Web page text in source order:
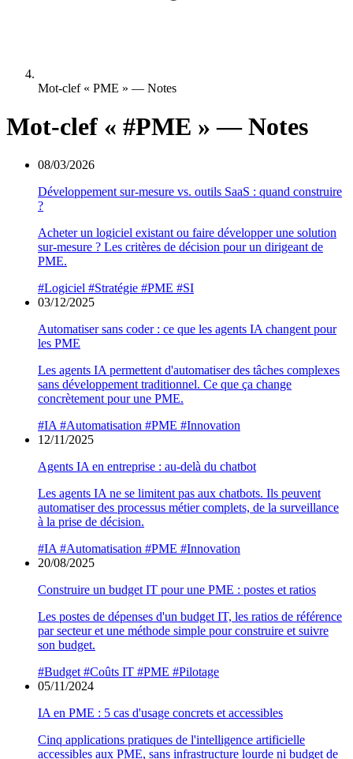
Mot-clef « PME » — Notes
Mot-clef « #PME » — Notes
08/03/2026
Développement sur-mesure vs. outils SaaS : quand construire
?
Acheter un logiciel existant ou faire développer une solution
sur-mesure ? Les critères de décision pour un dirigeant de
PME.
#Logiciel #Stratégie #PME #SI
03/12/2025
Automatiser sans coder : ce que les agents IA changent pour
les PME
Les agents IA permettent d'automatiser des tâches complexes
sans développement traditionnel. Ce que ça change
concrètement pour une PME.
#IA #Automatisation #PME #Innovation
12/11/2025
Agents IA en entreprise : au-delà du chatbot
Les agents IA ne se limitent pas aux chatbots. Ils peuvent
automatiser des processus métier complets, de la surveillance
à la prise de décision.
#IA #Automatisation #PME #Innovation
20/08/2025
Construire un budget IT pour une PME : postes et ratios
Les postes de dépenses d'un budget IT, les ratios de référence
par secteur et une méthode simple pour construire et suivre
son budget.
#Budget #Coûts IT #PME #Pilotage
05/11/2024
IA en PME : 5 cas d'usage concrets et accessibles
Cinq applications pratiques de l'intelligence artificielle
accessibles aux PME, sans infrastructure lourde ni budget de